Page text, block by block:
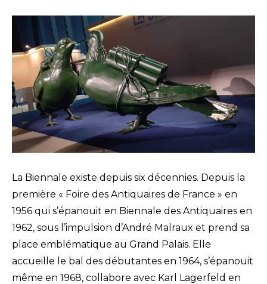
La Biennale existe depuis six décennies. Depuis la
première « Foire des Antiquaires de France » en
1956 qui s’épanouit en Biennale des Antiquaires en
1962, sous l’impulsion d’André Malraux et prend sa
place emblématique au Grand Palais. Elle
accueille le bal des débutantes en 1964, s’épanouit
même en 1968, collabore avec Karl Lagerfeld en